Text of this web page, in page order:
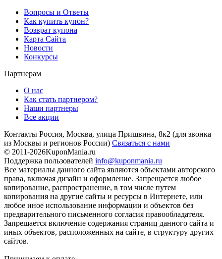
Вопросы и Ответы
Как купить купон?
Возврат купона
Карта Сайта
Новости
Конкурсы
Партнерам
О нас
Как стать партнером?
Наши партнеры
Все акции
Контакты Россия, Москва, улица Пришвина, 8к2 (для звонка
из Москвы и регионов России) Связаться с нами
© 2011-2026KuponMania.ru
Поддержка пользователей info@kuponmania.ru
Все материалы данного сайта являются объектами авторского
права, включая дизайн и оформление. Запрещается любое
копирование, распространение, в том числе путем
копирования на другие сайты и ресурсы в Интернете, или
любое иное использование информации и объектов без
предварительного письменного согласия правообладателя.
Запрещается включение содержания страниц данного сайта и
иных объектов, расположенных на сайте, в структуру других
сайтов.